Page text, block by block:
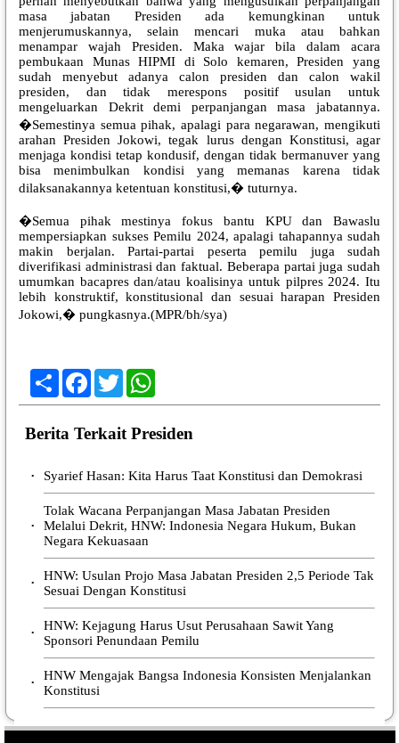
masa jabatan Presiden ada kemungkinan untuk
menjerumuskannya, selain mencari muka atau bahkan
menampar wajah Presiden. Maka wajar bila dalam acara
pembukaan Munas HIPMI di Solo kemaren, Presiden yang
sudah menyebut adanya calon presiden dan calon wakil
presiden, dan tidak merespons positif usulan untuk
mengeluarkan Dekrit demi perpanjangan masa jabatannya.
�Semestinya semua pihak, apalagi para negarawan, mengikuti
arahan Presiden Jokowi, tegak lurus dengan Konstitusi, agar
menjaga kondisi tetap kondusif, dengan tidak bermanuver yang
bisa menimbulkan kondisi yang memanas karena tidak
dilaksanakannya ketentuan konstitusi,� tuturnya.
�Semua pihak mestinya fokus bantu KPU dan Bawaslu
mempersiapkan sukses Pemilu 2024, apalagi tahapannya sudah
makin berjalan. Partai-partai peserta pemilu juga sudah
diverifikasi administrasi dan faktual. Beberapa partai juga sudah
umumkan bacapres dan/atau koalisinya untuk pilpres 2024. Itu
lebih konstruktif, konstitusional dan sesuai harapan Presiden
Jokowi,� pungkasnya.(MPR/bh/sya)
ShareFacebook
TwitterWhatsApp
Berita Terkait Presiden
• Syarief Hasan: Kita Harus Taat Konstitusi dan Demokrasi
•
Tolak Wacana Perpanjangan Masa Jabatan Presiden
Melalui Dekrit, HNW: Indonesia Negara Hukum, Bukan
Negara Kekuasaan
•
HNW: Usulan Projo Masa Jabatan Presiden 2,5 Periode Tak
Sesuai Dengan Konstitusi
•
HNW: Kejagung Harus Usut Perusahaan Sawit Yang
Sponsori Penundaan Pemilu
•
HNW Mengajak Bangsa Indonesia Konsisten Menjalankan
Konstitusi